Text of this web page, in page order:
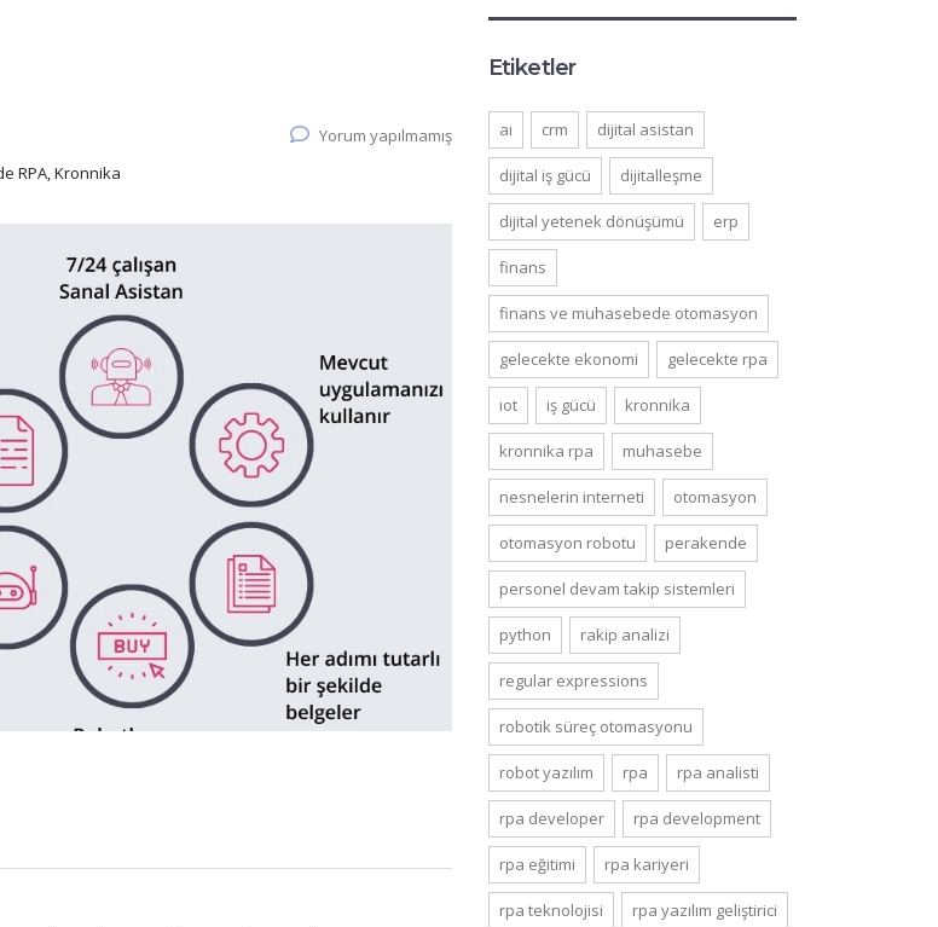
RPA, Kronnika
Yorum yapılmamış
Etiketler
ai crm dijital asistan
dijital iş gücü dijitalleşme
dijital yetenek dönüşümü erp
finans
finans ve muhasebede otomasyon
gelecekte ekonomi gelecekte rpa
iot iş gücü kronnika
kronnika rpa muhasebe
nesnelerin interneti otomasyon
otomasyon robotu perakende
personel devam takip sistemleri
python rakip analizi
regular expressions
robotik süreç otomasyonu
robot yazılım rpa rpa analisti
rpa developer rpa development
rpa eğitimi rpa kariyeri
rpa teknolojisi rpa yazılım geliştirici